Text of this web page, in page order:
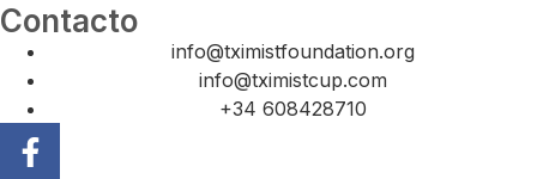
Contacto
info@tximistfoundation.org
info@tximistcup.com
+34 608428710